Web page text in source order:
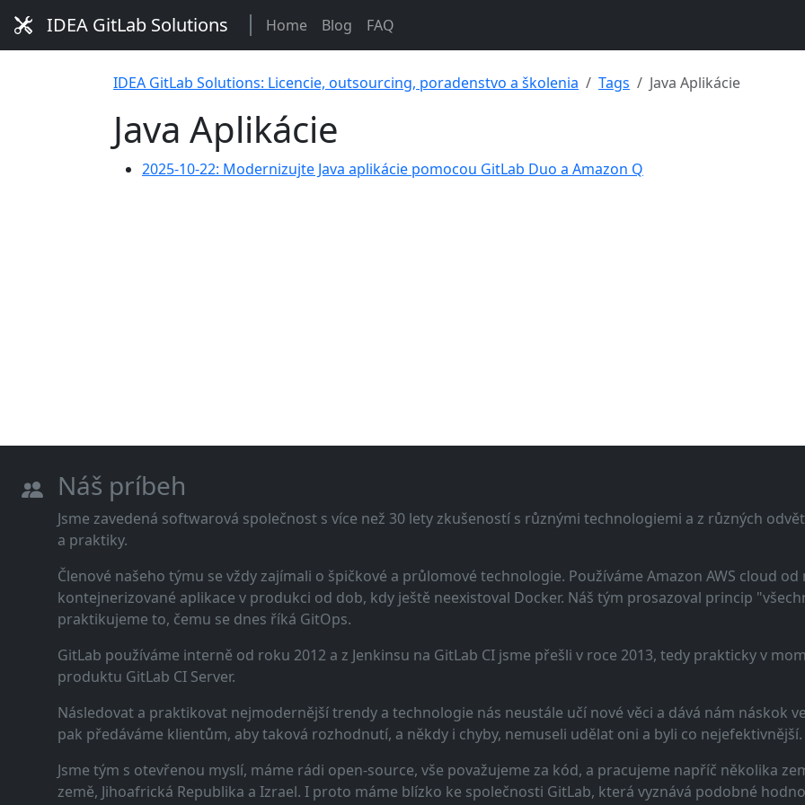
IDEA GitLab Solutions Home Blog FAQ
IDEA GitLab Solutions: Licencie, outsourcing, poradenstvo a školenia Tags Java Aplikácie
Java Aplikácie
2025-10-22: Modernizujte Java aplikácie pomocou GitLab Duo a Amazon Q
Náš príbeh
Jsme zavedená softwarová společnost s více než 30 lety zkušeností s různými technologiemi a z různých
a praktiky.
Členové našeho týmu se vždy zajímali o špičkové a průlomové technologie. Používáme Amazon AWS cloud
kontejnerizované aplikace v produkci od dob, kdy ještě neexistoval Docker. Náš tým prosazoval princip
praktikujeme to, čemu se dnes říká GitOps.
GitLab používáme interně od roku 2012 a z Jenkinsu na GitLab CI jsme přešli v roce 2013, tedy prakticky v
produktu GitLab CI Server.
Následovat a praktikovat nejmodernější trendy a technologie nás neustále učí nové věci a dává nám náskok
pak předáváme klientům, aby taková rozhodnutí, a někdy i chyby, nemuseli udělat oni a byli co nejefektivnější.
Jsme tým s otevřenou myslí, máme rádi open-source, vše považujeme za kód, a pracujeme napříč několika
země, Jihoafrická Republika a Izrael. I proto máme blízko ke společnosti GitLab, která vyznává podobné